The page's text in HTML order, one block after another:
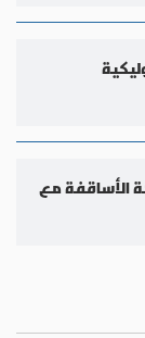
الأساقفة مع